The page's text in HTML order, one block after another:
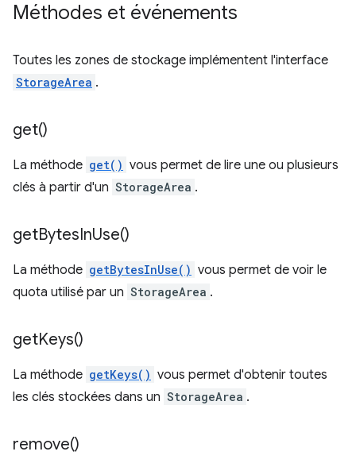
Méthodes et événements
Toutes les zones de stockage implémentent l'interface
StorageArea .
get()
La méthode get() vous permet de lire une ou plusieurs
clés à partir d'un StorageArea .
getBytesInUse()
La méthode getBytesInUse() vous permet de voir le
quota utilisé par un StorageArea .
getKeys()
La méthode getKeys() vous permet d'obtenir toutes
les clés stockées dans un StorageArea .
remove()